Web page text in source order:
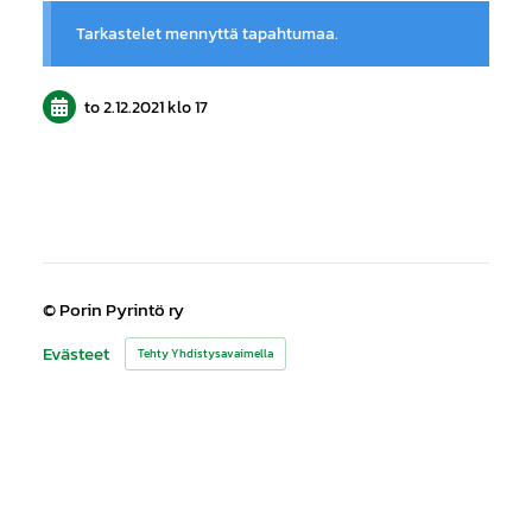
Tarkastelet mennyttä tapahtumaa.
to 2.12.2021klo 17
©Porin Pyrintö ry
Evästeet
Tehty Yhdistysavaimella